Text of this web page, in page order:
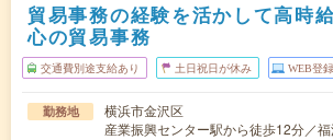
貿易事務の経験を活かして高時
心の貿易事務
交通費別途支給あり 土日祝日が休み WEB登
勤務地
横浜市金沢区
産業振興センター駅から徒歩12分／